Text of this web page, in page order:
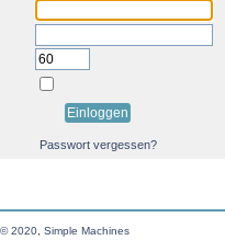
Passwort vergessen?
2020, Simple Machines